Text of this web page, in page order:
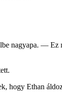
nagyapa. — Ez
hogy Ethan